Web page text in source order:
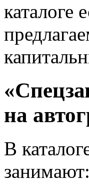
каталоге
на
В
занимают: